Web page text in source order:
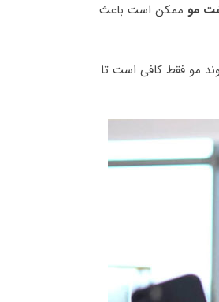
مو ممکن است باعث
مو فقط کافی است تا